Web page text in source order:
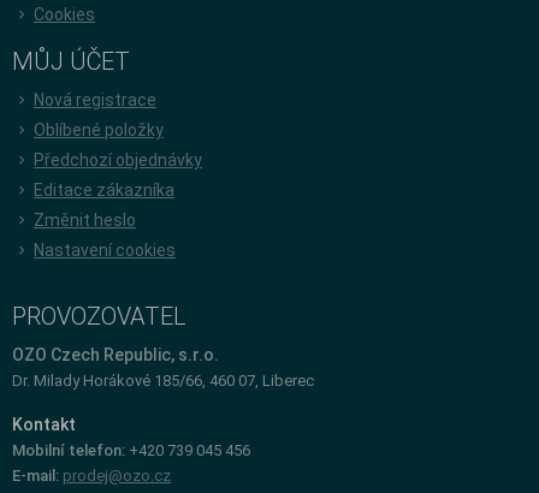
Cookies
MŮJ ÚČET
Nová registrace
Oblíbené položky
Předchozí objednávky
Editace zákazníka
Změnit heslo
Nastavení cookies
PROVOZOVATEL
OZO Czech Republic, s.r.o.
Dr. Milady Horákové 185/66, 460 07, Liberec
Kontakt
Mobilní telefon: +420 739 045 456
E-mail: prodej@ozo.cz